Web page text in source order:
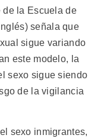
de la Escuela de
señala que
sigue variando
este modelo, la
sexo sigue siendo
de la vigilancia
sexo inmigrantes,